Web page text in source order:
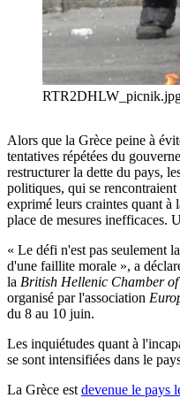
Alors que la Grèce peine à
tentatives répétées du
restructurer la dette du pays,
politiques, qui se
exprimé leurs craintes quant à
place de mesures
« Le défi n'est pas seulement
d'une faillite morale », a
la British Hellenic Chamber
organisé par l'association
du 8 au 10 juin.
Les inquiétudes quant à
se sont intensifiées dans le
La Grèce est devenue le pays